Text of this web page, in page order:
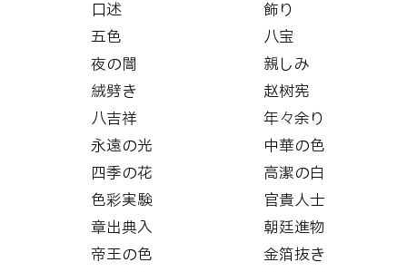
口述
飾り
五色
八宝
夜の闇
親しみ
絨劈き
赵树宪
八吉祥
年々余り
永遠の光
中華の色
四季の花
高潔の白
色彩実験
官貴人士
章出典入
朝廷進物
帝王の色
金箔抜き